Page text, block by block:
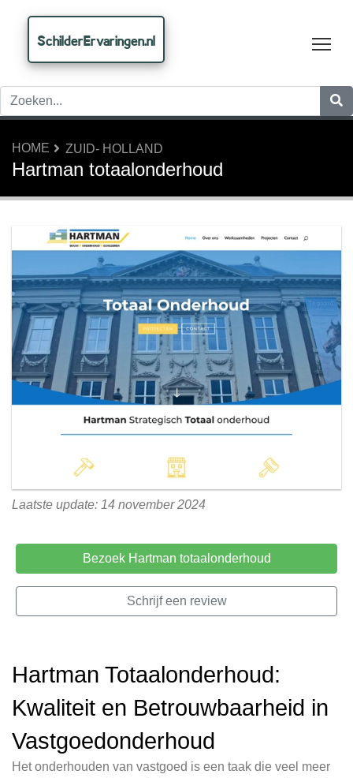
SchilderErvaringen.nl
HOME ZUID- HOLLAND
Hartman totaalonderhoud
Laatste update: 14 november 2024
Bezoek Hartman totaalonderhoud
Schrijf een review
Hartman Totaalonderhoud:
Kwaliteit en Betrouwbaarheid in
Vastgoedonderhoud
Het onderhouden van vastgoed is een taak die veel meer